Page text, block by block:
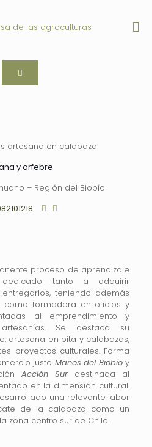
y orfebre
– Región del Biobío
proceso de aprendizaje
tanto a adquirir
teniendo además
como formadora en oficios y
al emprendimiento y
Se destaca su
artesana en pita y calabazas,
proyectos culturales. Forma
justo Manos del Biobíoy
Acción Sur destinada al
en la dimensión cultural.
una relevante labor
de la calabaza como un
zona centro sur de Chile.